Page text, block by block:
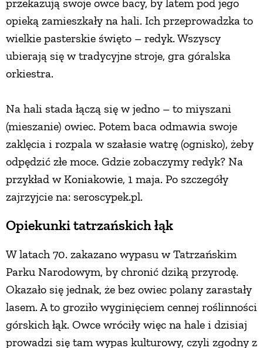
przekazują swoje owce bacy, by latem pod jego
opieką zamieszkały na hali. Ich przeprowadzka to
wielkie pasterskie święto – redyk. Wszyscy
ubierają się w tradycyjne stroje, gra góralska
orkiestra.
Na hali stada łączą się w jedno – to miyszani
(mieszanie) owiec. Potem baca odmawia swoje
zaklęcia i rozpala w szałasie watrę (ognisko), żeby
odpędzić złe moce. Gdzie zobaczymy redyk? Na
przykład w Koniakowie, 1 maja. Po szczegóły
zajrzyjcie na: seroscypek.pl.
Opiekunki tatrzańskich łąk
W latach 70. zakazano wypasu w Tatrzańskim
Parku Narodowym, by chronić dziką przyrodę.
Okazało się jednak, że bez owiec polany zarastały
lasem. A to groziło wyginięciem cennej roślinności
górskich łąk. Owce wróciły więc na hale i dzisiaj
prowadzi się tam wypas kulturowy, czyli zgodny z
ZWYCZAJE
PRZEPISY
ŚNIADANIA
PRZYSTAWKI
ZUPY
DANIA GŁÓWNE
CIASTA I DESERY
DODATKI